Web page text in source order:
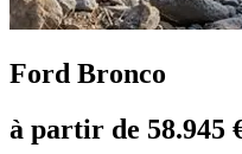
Ford Bronco
à partir de 58.945